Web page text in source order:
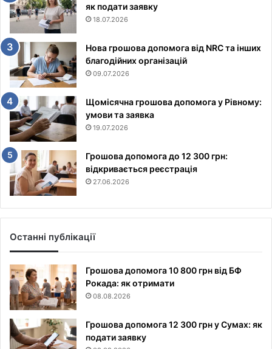
як подати заявку
18.07.2026
Нова грошова допомога від NRC та інших
благодійних організацій
09.07.2026
Щомісячна грошова допомога у Рівному:
умови та заявка
19.07.2026
Грошова допомога до 12 300 грн:
відкривається реєстрація
27.06.2026
Останні публікації
Грошова допомога 10 800 грн від БФ
Рокада: як отримати
08.08.2026
Грошова допомога 12 300 грн у Сумах: як
подати заявку